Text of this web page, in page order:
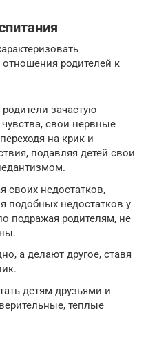
родителей к
зачастую
свои нервные
на крик и
подавляя детей свои
своих недостатков,
подобных недостатков у
подражая родителям, не
а делают другое, ставя
детям друзьями и
теплые